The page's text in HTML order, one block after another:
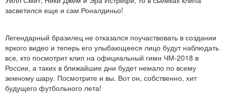
засветился еще и сам Роналдиньо!
Легендарный бразилец не отказался поучаствовать в создании
яркого видео и теперь его улыбающееся лицо будут наблюдать
все, кто посмотрит клип на официальный гимн ЧМ-2018 в
России, а таких в ближайшие дни будет немало по всему
земному шару. Посмотрите и вы. Вот он, собственно, хит
будущего футбольного лета!